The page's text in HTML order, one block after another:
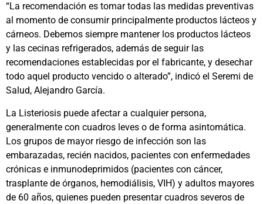
“La recomendación es tomar todas las medidas preventivas
al momento de consumir principalmente productos lácteos y
cárneos. Debemos siempre mantener los productos lácteos
y las cecinas refrigerados, además de seguir las
recomendaciones establecidas por el fabricante, y desechar
todo aquel producto vencido o alterado”, indicó el Seremi de
Salud, Alejandro García.
La Listeriosis puede afectar a cualquier persona,
generalmente con cuadros leves o de forma asintomática.
Los grupos de mayor riesgo de infección son las
embarazadas, recién nacidos, pacientes con enfermedades
crónicas e inmunodeprimidos (pacientes con cáncer,
trasplante de órganos, hemodiálisis, VIH) y adultos mayores
de 60 años, quienes pueden presentar cuadros severos de